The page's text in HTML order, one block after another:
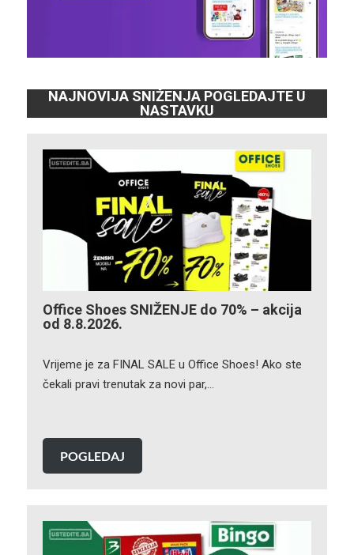
NAJNOVIJA SNIŽENJA POGLEDAJTE U
NASTAVKU
Office Shoes SNIŽENJE do 70% – akcija
od 8.8.2026.
Vrijeme je za FINAL SALE u Office Shoes! Ako ste
čekali pravi trenutak za novi par,…
POGLEDAJ